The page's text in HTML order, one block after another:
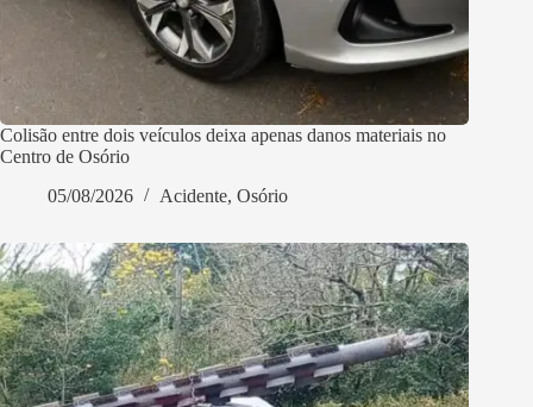
Colisão entre dois veículos deixa apenas danos materiais no
Centro de Osório
05/08/2026
Acidente, Osório